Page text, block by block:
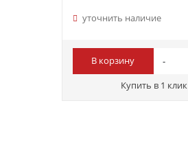
уточнить наличие
В корзину
Купить в 1 клик